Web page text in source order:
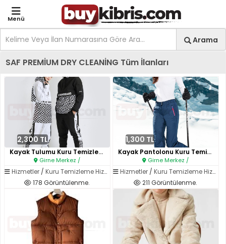
Menü
Ara
Arama
Kıbrıs İlan Platformu |
SAF PREMİUM DRY CLEANİNG Tüm İlanları
2,300 TL
Kayak Tulumu Kuru Temizleme..
Girne Merkez /
Hizmetler / Kuru Temizleme Hizmetleri
178 Görüntülenme.
1,300 TL
Kayak Pantolonu Kuru Temizleme..
Girne Merkez /
Hizmetler/ Kuru Temizleme Hizmetleri
211 Görüntülenme.